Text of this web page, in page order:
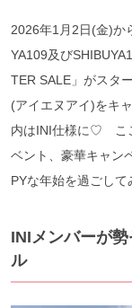
2026年1月2日(金)か
YA109及び
TER SALE」がスタ
(アイエヌアイ)をキ
内はINI仕様に♡ こ
ベント、豪華キャン
PYな年始を過ごして
INIメンバーが
ル